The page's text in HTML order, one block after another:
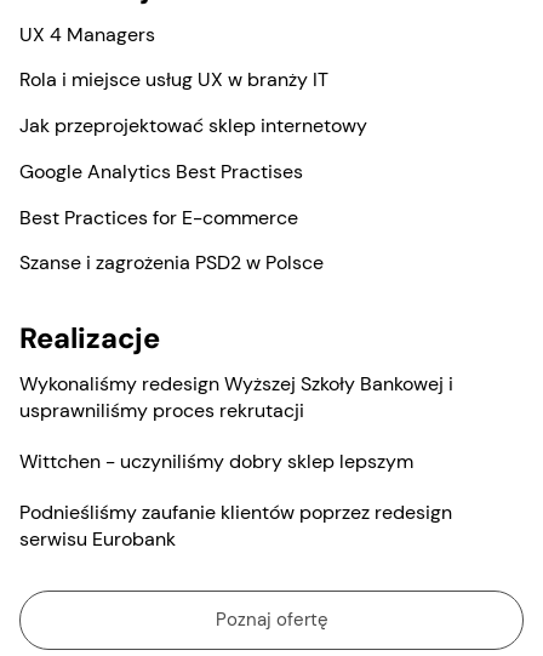
UX 4 Managers
Rola i miejsce usług UX w branży IT
Jak przeprojektować sklep internetowy
Google Analytics Best Practises
Best Practices for E-commerce
Szanse i zagrożenia PSD2 w Polsce
Realizacje
Wykonaliśmy redesign Wyższej Szkoły Bankowej i
usprawniliśmy proces rekrutacji
Wittchen - uczyniliśmy dobry sklep lepszym
Podnieśliśmy zaufanie klientów poprzez redesign
serwisu Eurobank
Poznaj ofertę